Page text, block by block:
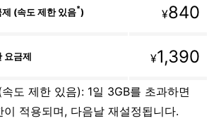
(속도 제한 있음*) ¥840
요금제 ¥1,390
도 제한 있음): 1일 3GB를 초과하면
적용되며, 다음날 재설정됩니다.